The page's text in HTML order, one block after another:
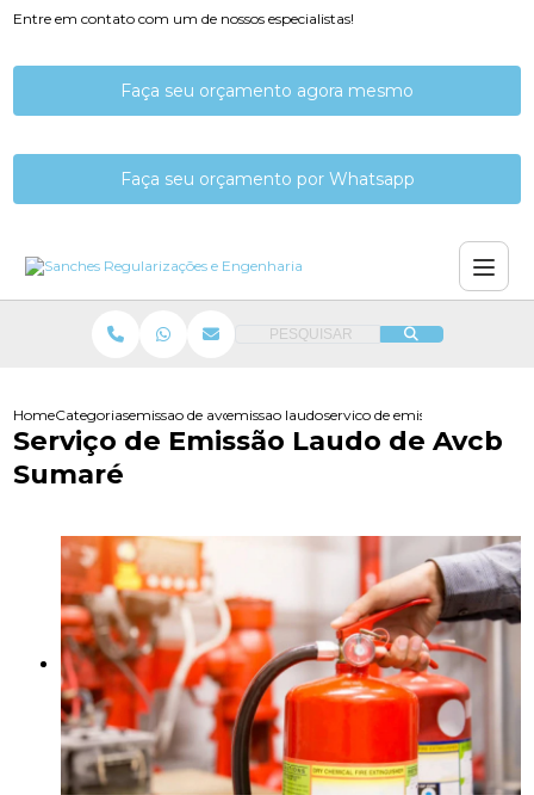
Entre em contato com um de nossos especialistas!
Faça seu orçamento agora mesmo
Faça seu orçamento por Whatsapp
PESQUISAR
HomeCategoriasemissao de avcbemissao laudo de avcbservico de emissao laudo de
Serviço de Emissão Laudo de Avcb
Sumaré